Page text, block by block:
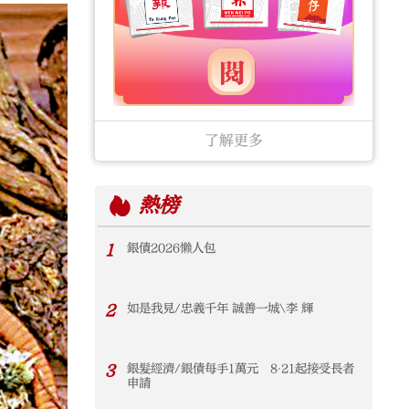
了解更多
熱榜
1 銀債2026懶人包
2 如是我見/忠義千年 誠善一城\李 輝
3
銀髮經濟/銀債每手1萬元 8‧21起接受長者
申請